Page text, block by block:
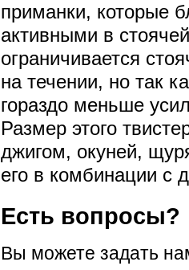
приманки, которые
активными в
ограничивается
на течении, но так
гораздо меньше
Размер этого
джигом, окуней,
его в комбинации с
Есть вопросы?
Вы можете задать